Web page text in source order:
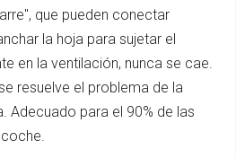
que pueden conectar
la hoja para sujetar el
en la ventilación, nunca se cae.
resuelve el problema de la
Adecuado para el 90% de las